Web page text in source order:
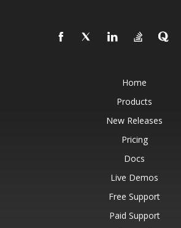
Home
Products
New Releases
Pricing
Docs
Live Demos
Free Support
Paid Support